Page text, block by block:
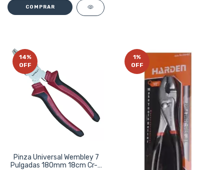
14%
OFF
Pinza Universal Wembley 7
Pulgadas 180mm 18cm Cr-v
1%
OFF